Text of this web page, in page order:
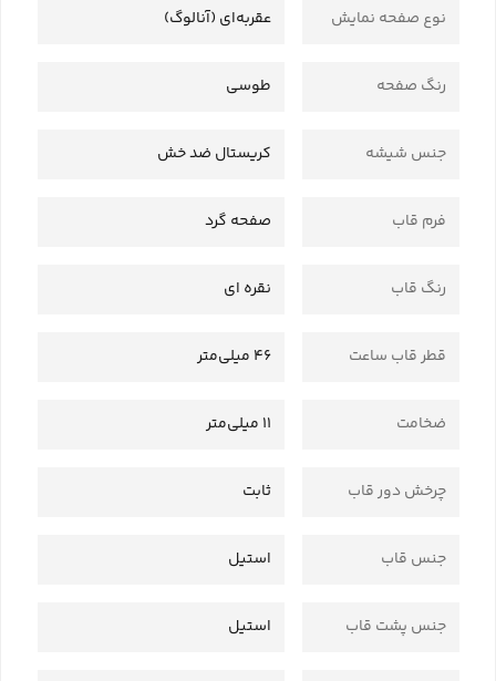
نوع صفحه نمایش عقربه‌ای (آنالوگ)
رنگ صفحه طوسی
جنس شیشه کریستال ضد خش
فرم قاب صفحه گرد
رنگ قاب نقره ای
قطر قاب ساعت 46 میلی‌متر
ضخامت 11 میلی‌متر
چرخش دور قاب ثابت
جنس قاب استیل
جنس پشت قاب استیل